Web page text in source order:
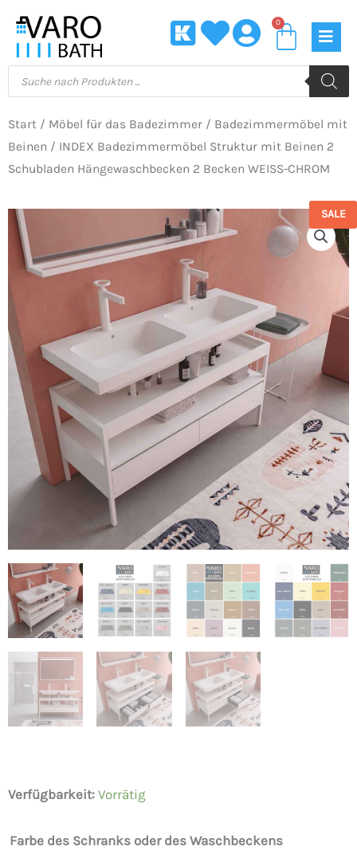
Inhalt
springen
0
€95.34 €181.25
Products
search
Start / Möbel für das Badezimmer / Badezimmermöbel mit
Beinen / INDEX Badezimmermöbel Struktur mit Beinen 2
Schubladen Hängewaschbecken 2 Becken WEISS-CHROM
SALE
Verfügbarkeit: Vorrätig
Farbe des Schranks oder des Waschbeckens
INDEX
Struktur